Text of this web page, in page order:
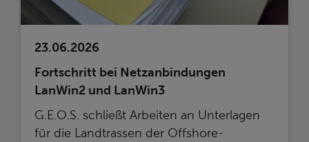
23.06.2026
Fortschritt bei Netzanbindungen
LanWin2 und LanWin3
G.E.O.S. schließt Arbeiten an Unterlagen
für die Landtrassen der Offshore-